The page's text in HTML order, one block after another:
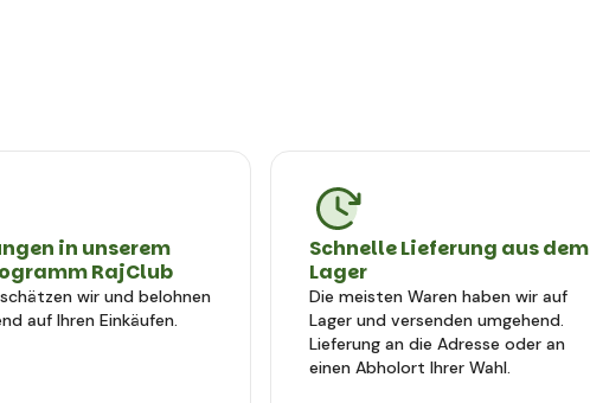
in unserem
RajClub
wir und belohnen
auf Ihren Einkäufen.
Schnelle Lieferung aus dem
Lager
Die meisten Waren haben wir auf
Lager und versenden umgehend.
Lieferung an die Adresse oder an
einen Abholort Ihrer Wahl.